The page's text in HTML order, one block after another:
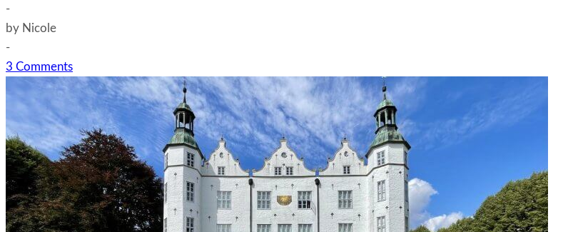
-
by Nicole
-
3 Comments